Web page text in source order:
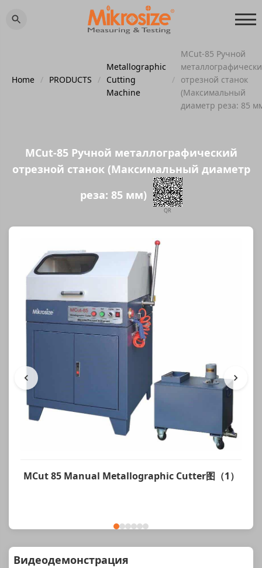
Home / PRODUCTS /
Metallographic
Cutting
Machine
/
MCut-85 Ручной
отрезной станок
(Максимальный
диаметр реза: 85
MCut-85 Ручной металлографический
отрезной станок (Максимальный диаметр
реза: 85 мм)
QR
MCut 85 Manual Metallographic Cutter图（1）
Видеодемонстрация